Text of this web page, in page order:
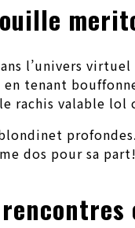
l’univers
tenant
valable lol
dos pour sa